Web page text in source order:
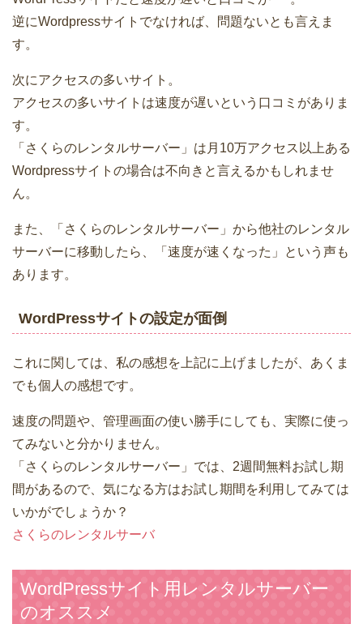
逆にWordpressサイトでなければ、問題ないとも言えま
す。
次にアクセスの多いサイト。
アクセスの多いサイトは速度が遅いという口コミがありま
す。
「さくらのレンタルサーバー」は月10万アクセス以上ある
Wordpressサイトの場合は不向きと言えるかもしれませ
ん。
また、「さくらのレンタルサーバー」から他社のレンタル
サーバーに移動したら、「速度が速くなった」という声も
あります。
WordPressサイトの設定が面倒
これに関しては、私の感想を上記に上げましたが、あくま
でも個人の感想です。
速度の問題や、管理画面の使い勝手にしても、実際に使っ
てみないと分かりません。
「さくらのレンタルサーバー」では、2週間無料お試し期
間があるので、気になる方はお試し期間を利用してみては
いかがでしょうか？
さくらのレンタルサーバ
WordPressサイト用レンタルサーバー
のオススメ